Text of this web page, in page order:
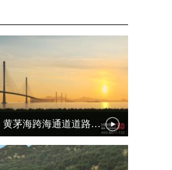
利剑穿黄茅，黄茅海跨海通道道路三维动画